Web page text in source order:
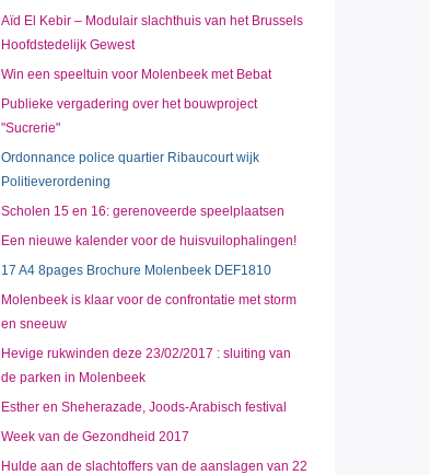
Aïd El Kebir – Modulair slachthuis van het Brussels
Hoofdstedelijk Gewest
Win een speeltuin voor Molenbeek met Bebat
Publieke vergadering over het bouwproject
"Sucrerie"
Ordonnance police quartier Ribaucourt wijk
Politieverordening
Scholen 15 en 16: gerenoveerde speelplaatsen
Een nieuwe kalender voor de huisvuilophalingen!
17 A4 8pages Brochure Molenbeek DEF1810
Molenbeek is klaar voor de confrontatie met storm
en sneeuw
Hevige rukwinden deze 23/02/2017 : sluiting van
de parken in Molenbeek
Esther en Sheherazade, Joods-Arabisch festival
Week van de Gezondheid 2017
Hulde aan de slachtoffers van de aanslagen van 22